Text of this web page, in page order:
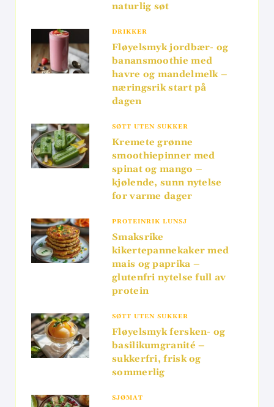
naturlig søt
DRIKKER
Fløyelsmyk jordbær- og
banansmoothie med
havre og mandelmelk –
næringsrik start på
dagen
SØTT UTEN SUKKER
Kremete grønne
smoothiepinner med
spinat og mango –
kjølende, sunn nytelse
for varme dager
PROTEINRIK LUNSJ
Smaksrike
kikertepannekaker med
mais og paprika –
glutenfri nytelse full av
protein
SØTT UTEN SUKKER
Fløyelsmyk fersken- og
basilikumgranité –
sukkerfri, frisk og
sommerlig
SJØMAT